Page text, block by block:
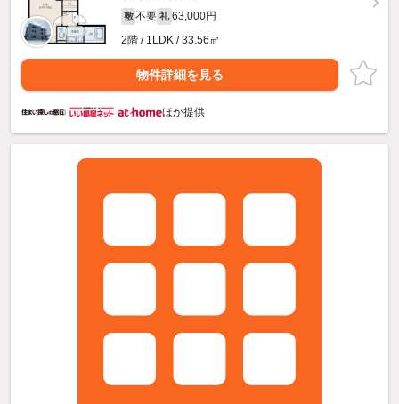
敷 不要 礼 63,000円
2階 / 1LDK / 33.56㎡
物件詳細を見る
ほか提供